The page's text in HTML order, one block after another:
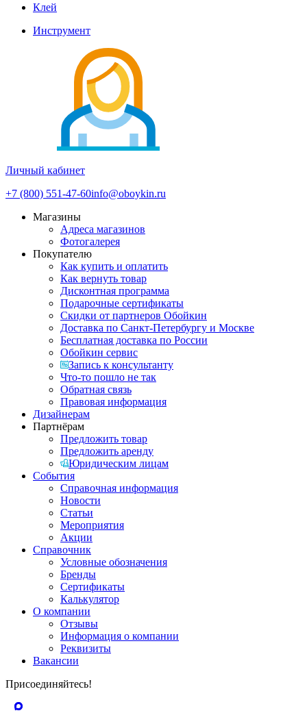
Клей
Инструмент
Личный кабинет
+7 (800) 551-47-60info@oboykin.ru
Магазины
Адреса магазинов
Фотогалерея
Покупателю
Как купить и оплатить
Как вернуть товар
Дисконтная программа
Подарочные сертификаты
Скидки от партнеров Обойкин
Доставка по Санкт-Петербургу и Москве
Бесплатная доставка по России
Обойкин сервис
Запись к консультанту
Что-то пошло не так
Обратная связь
Правовая информация
Дизайнерам
Партнёрам
Предложить товар
Предложить аренду
Юридическим лицам
События
Справочная информация
Новости
Статьи
Мероприятия
Акции
Справочник
Условные обозначения
Бренды
Сертификаты
Калькулятор
О компании
Отзывы
Информация о компании
Реквизиты
Вакансии
Присоединяйтесь!